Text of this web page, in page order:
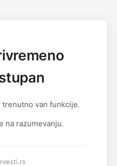
van funkcije.
na razumevanju.